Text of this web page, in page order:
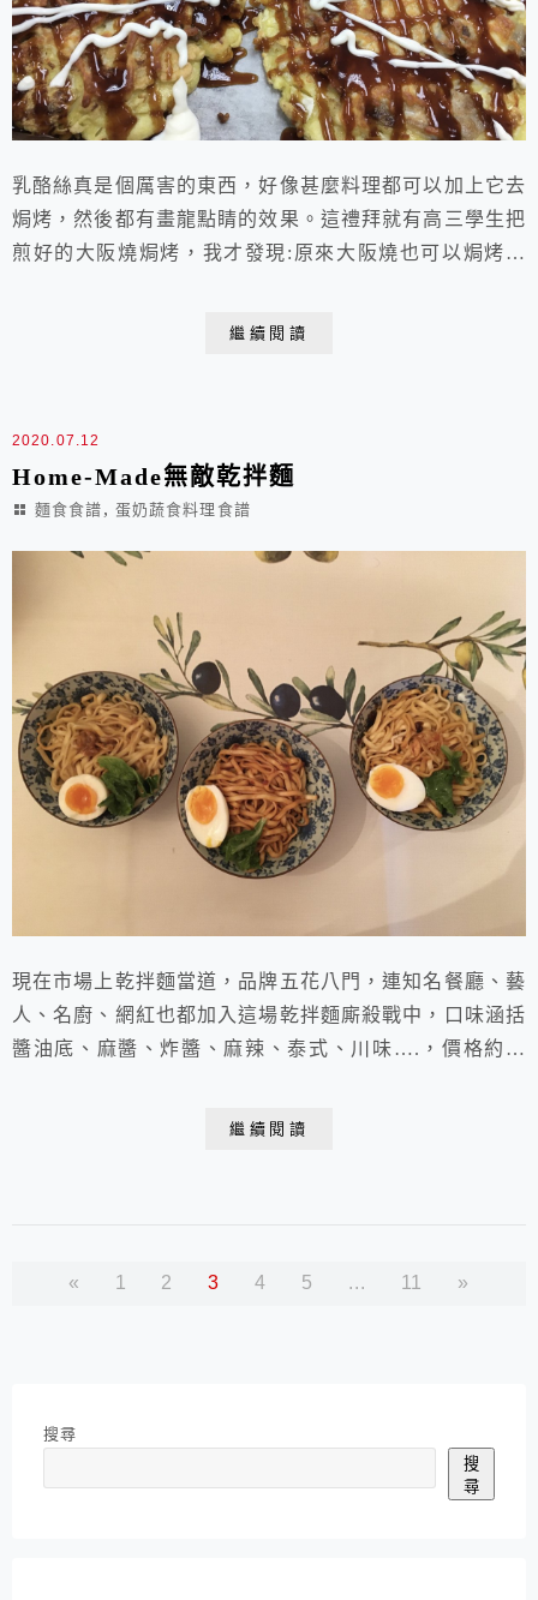
乳酪絲真是個厲害的東西，好像甚麼料理都可以加上它去
焗烤，然後都有畫龍點睛的效果。這禮拜就有高三學生把
煎好的大阪燒焗烤，我才發現:原來大阪燒也可以焗烤，
繼續閱讀
2020.07.12
Home-Made無敵乾拌麵
麵食食譜 , 蛋奶蔬食料理食譜
現在市場上乾拌麵當道，品牌五花八門，連知名餐廳、藝
人、名廚、網紅也都加入這場乾拌麵廝殺戰中，口味涵括
醬油底、麻醬、炸醬、麻辣、泰式、川味….，價格約落
繼續閱讀
« 1 2 3 4 5 ... 11 »
搜尋
搜
尋